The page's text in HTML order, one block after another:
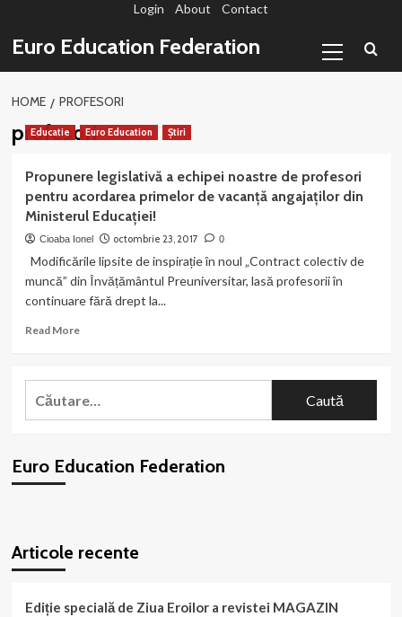
conținut
Login About Contact
Euro Education Federation
Menu
HOME PROFESORI
profesori
Educatie Euro Education Știri
Propunere legislativă a echipei noastre de profesori
pentru acordarea primelor de vacanță angajaților din
Ministerul Educației!
Cioaba Ionel octombrie 23, 2017 0
Modificările lipsite de inspirație în noul „Contract colectiv de
muncă” din Învățământul Preuniversitar, lasă profesorii în
continuare fără drept la...
Read MoreRead
Propunere
legislativă
de
de
Caută
Euro Education Federation
Articole recente
Ediție specială de Ziua Eroilor a revistei MAGAZIN